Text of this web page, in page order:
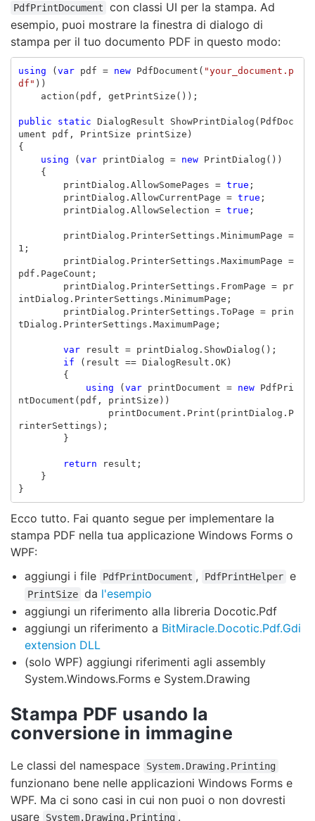
PdfPrintDocument
con classi UI per la stampa. Ad
esempio, puoi mostrare la finestra di dialogo di
stampa per il tuo documento PDF in questo modo:
using ( var pdf = new PdfDocument ( "your_document.p
df" ))
action ( pdf , getPrintSize ());
public static DialogResult ShowPrintDialog ( PdfDoc
ument
pdf , PrintSize printSize )
{
using
( var printDialog = new PrintDialog ())
{
printDialog . AllowSomePages = true ;
printDialog . AllowCurrentPage = true ;
printDialog . AllowSelection = true ;
printDialog . PrinterSettings . MinimumPage =
1 ;
printDialog . PrinterSettings . MaximumPage =
pdf . PageCount ;
printDialog . PrinterSettings . FromPage =
pr
intDialog . PrinterSettings . MinimumPage ;
printDialog . PrinterSettings . ToPage =
prin
tDialog . PrinterSettings . MaximumPage ;
var result = printDialog . ShowDialog ();
if
( result == DialogResult . OK)
{
using
( var printDocument = new
PdfPri
ntDocument ( pdf , printSize ))
printDocument . Print ( printDialog . P
rinterSettings );
}
return result ;
}
}
Ecco tutto. Fai quanto segue per implementare la
stampa PDF nella tua applicazione Windows Forms o
WPF:
aggiungi i file
PdfPrintDocument , PdfPrintHelper e
PrintSize da l'esempio
aggiungi un riferimento alla libreria Docotic.Pdf
aggiungi un riferimento a BitMiracle.Docotic.Pdf.Gdi
extension DLL
(solo WPF) aggiungi riferimenti agli assembly
System.Windows.Forms e System.Drawing
Stampa PDF usando la
conversione in immagine
Le classi del namespace System.Drawing.Printing
funzionano bene nelle applicazioni Windows Forms e
WPF. Ma ci sono casi in cui non puoi o non dovresti
usare
System.Drawing.Printing .